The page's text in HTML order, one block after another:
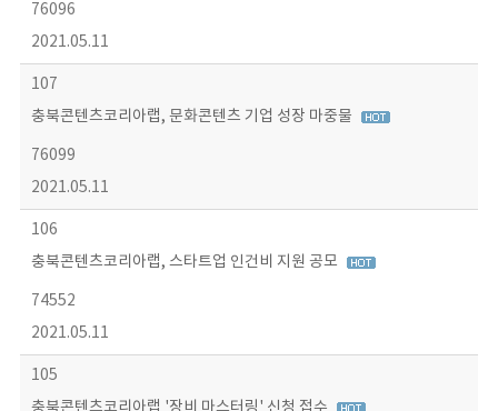
76096
2021.05.11
107
충북콘텐츠코리아랩, 문화콘텐츠 기업 성장 마중물
76099
2021.05.11
106
충북콘텐츠코리아랩, 스타트업 인건비 지원 공모
74552
2021.05.11
105